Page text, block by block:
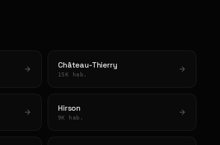
Château-Thierry
15K hab.
Hirson
9K hab.